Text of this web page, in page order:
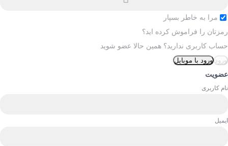
مرا به خاطر بسپار
رمزتان را فراموش کرده اید؟
حساب کاربری ندارید؟ همین حالا عضو شوید
ورود ورود با موبایل
عضویت
نام کاربری
ایمیل